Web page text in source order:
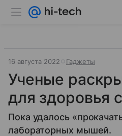
16 августа 2022 Гаджеты
Ученые
для здоровья
Пока удалось
лабораторных мышей.